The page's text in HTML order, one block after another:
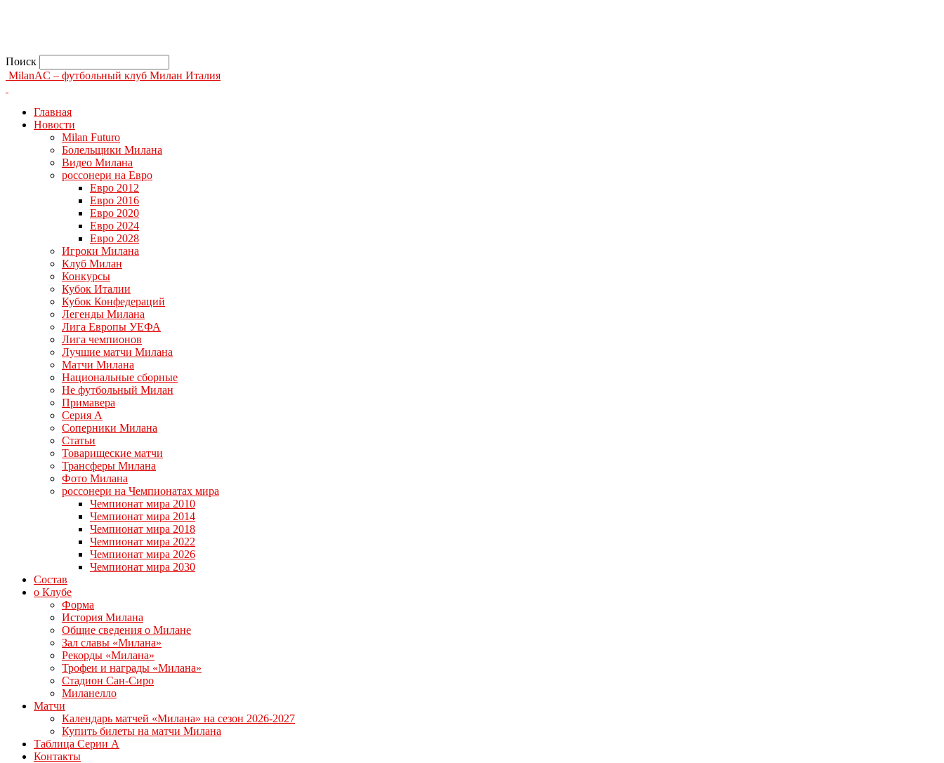
Поиск
MilanAC – футбольный клуб Милан Италия
Главная
Новости
Milan Futuro
Болельщики Милана
Видео Милана
россонери на Евро
Евро 2012
Евро 2016
Евро 2020
Евро 2024
Евро 2028
Игроки Милана
Клуб Милан
Конкурсы
Кубок Италии
Кубок Конфедераций
Легенды Милана
Лига Европы УЕФА
Лига чемпионов
Лучшие матчи Милана
Матчи Милана
Национальные сборные
Не футбольный Милан
Примавера
Серия А
Соперники Милана
Статьи
Товарищеские матчи
Трансферы Милана
Фото Милана
россонери на Чемпионатах мира
Чемпионат мира 2010
Чемпионат мира 2014
Чемпионат мира 2018
Чемпионат мира 2022
Чемпионат мира 2026
Чемпионат мира 2030
Состав
о Клубе
Форма
История Милана
Общие сведения о Милане
Зал славы «Милана»
Рекорды «Милана»
Трофеи и награды «Милана»
Стадион Сан-Сиро
Миланелло
Матчи
Календарь матчей «Милана» на сезон 2026-2027
Купить билеты на матчи Милана
Таблица Серии А
Контакты